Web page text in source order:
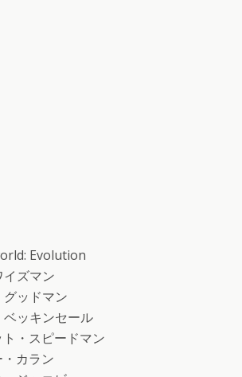
Evolution
ズマン
ッドマン
ッキンセール
ピードマン
ラン